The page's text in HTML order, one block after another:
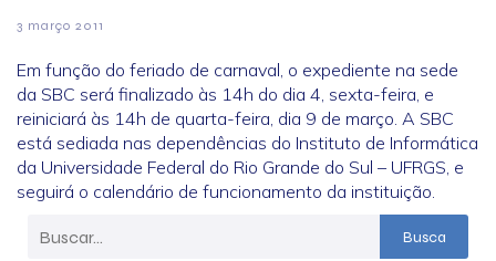
3 março 2011
Em função do feriado de carnaval, o expediente na sede
da SBC será finalizado às 14h do dia 4, sexta-feira, e
reiniciará às 14h de quarta-feira, dia 9 de março. A SBC
está sediada nas dependências do Instituto de Informática
da Universidade Federal do Rio Grande do Sul – UFRGS, e
seguirá o calendário de funcionamento da instituição.
Busca